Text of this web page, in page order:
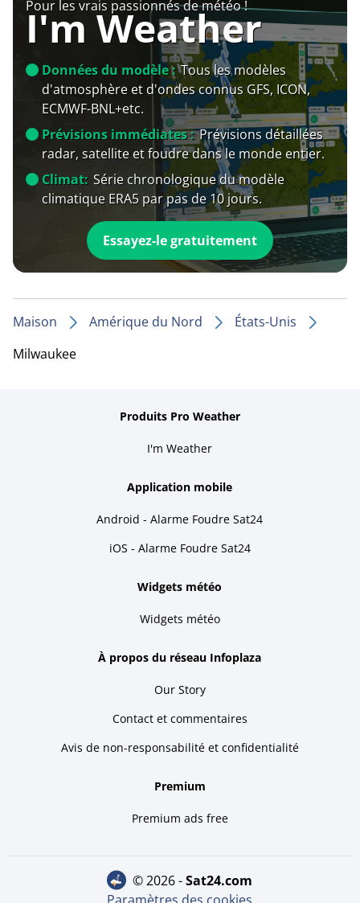
Pour les vrais passionnés de météo !
I'm Weather
Données du modèle : Tous les modèles
d'atmosphère et d'ondes connus GFS, ICON,
ECMWF-BNL+etc.
Prévisions immédiates : Prévisions détaillées
radar, satellite et foudre dans le monde entier.
Climat: Série chronologique du modèle
climatique ERA5 par pas de 10 jours.
Essayez-le gratuitement
Maison Amérique du Nord
États-Unis
Milwaukee
Produits Pro Weather
I'm Weather
Application mobile
Android - Alarme Foudre Sat24
iOS - Alarme Foudre Sat24
Widgets météo
Widgets météo
À propos du réseau Infoplaza
Our Story
Contact et commentaires
Avis de non-responsabilité et confidentialité
Premium
Premium ads free
© 2026 - sat24.com